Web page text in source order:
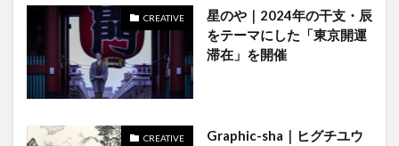
CREATIVE
星のや｜2024年の干支・辰
をテーマにした「東京開運
滞在」を開催
CREATIVE
Graphic-sha｜ヒグチユウ